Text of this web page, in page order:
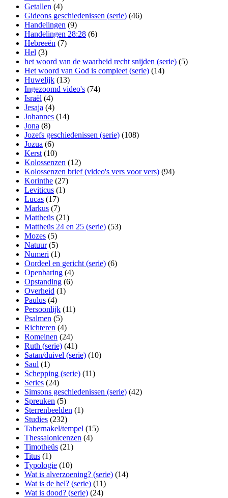
Getallen (4)
Gideons geschiedenissen (serie) (46)
Handelingen (9)
Handelingen 28:28 (6)
Hebreeën (7)
Hel (3)
het woord van de waarheid recht snijden (serie) (5)
Het woord van God is compleet (serie) (14)
Huwelijk (13)
Ingezoomd video's (74)
Israël (4)
Jesaja (4)
Johannes (14)
Jona (8)
Jozefs geschiedenissen (serie) (108)
Jozua (6)
Kerst(10)
Kolossenzen (12)
Kolossenzen brief (video's vers voor vers) (94)
Korinthe (27)
Leviticus (1)
Lucas (17)
Markus (7)
Mattheüs (21)
Mattheüs 24 en 25 (serie) (53)
Mozes (5)
Natuur(5)
Numeri (1)
Oordeel en gericht (serie) (6)
Openbaring (4)
Opstanding (6)
Overheid (1)
Paulus (4)
Persoonlijk (11)
Psalmen (5)
Richteren (4)
Romeinen (24)
Ruth (serie) (41)
Satan/duivel (serie) (10)
Saul (1)
Schepping (serie) (11)
Series (24)
Simsons geschiedenissen (serie) (42)
Spreuken (5)
Sterrenbeelden (1)
Studies (232)
Tabernakel/tempel (15)
Thessalonicenzen (4)
Timotheüs (21)
Titus (1)
Typologie (10)
Wat is alverzoening? (serie) (14)
Wat is de hel? (serie) (11)
Wat is dood? (serie) (24)